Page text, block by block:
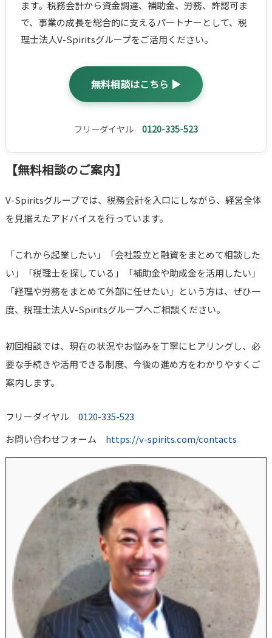
ます。税務会計から資金調達、補助金、労務、許認可ま
で、事業の成長を総合的に支えるパートナーとして、税
理士法人V-Spiritsグループをご活用ください。
無料相談はこちら ▶
フリーダイヤル 0120-335-523
【無料相談のご案内】
V-Spiritsグループでは、税務会計を入口にしながら、経営全体
を見据えたアドバイスを行っています。
「これから起業したい」「会社設立と融資をまとめて相談した
い」「税理士を探している」「補助金や助成金を活用したい」
「経理や労務をまとめて外部に任せたい」という方は、ぜひ一
度、税理士法人V-Spiritsグループへご相談ください。
初回相談では、現在の状況やお悩みを丁寧にヒアリングし、必
要な手続きや活用できる制度、今後の進め方をわかりやすくご
案内します。
フリーダイヤル 0120-335-523
お問い合わせフォーム https://v-spirits.com/contacts